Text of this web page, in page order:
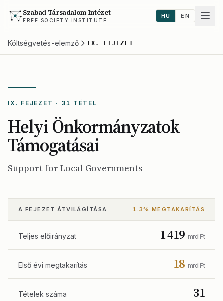
Szabad Társadalom Intézet
FREE SOCIETY INSTITUTE
HU EN
Költségvetés-elemző IX. FEJEZET
IX. FEJEZET · 31 TÉTEL
Helyi Önkormányzatok
Támogatásai
Support for Local Governments
A FEJEZET ÁTVILÁGÍTÁSA 1.3% MEGTAKARÍTÁS
Teljes előirányzat 1 419 mrd Ft
Első évi megtakarítás 18 mrd Ft
Tételek száma 31